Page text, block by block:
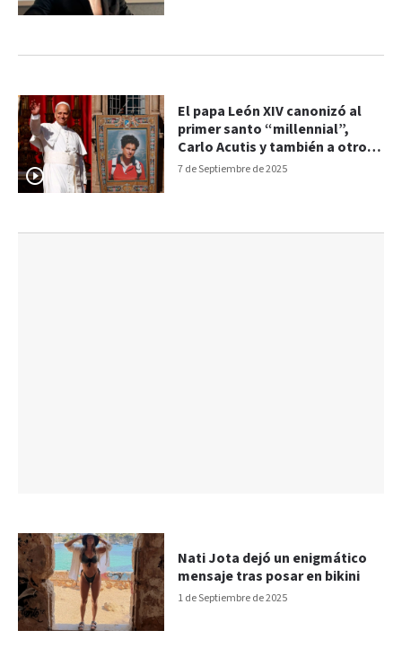
7 de Septiembre de 2025
El papa León XIV canonizó al
primer santo “millennial”,
Carlo Acutis y también a otro
laico
1 de Septiembre de 2025
Nati Jota dejó un enigmático
mensaje tras posar en bikini